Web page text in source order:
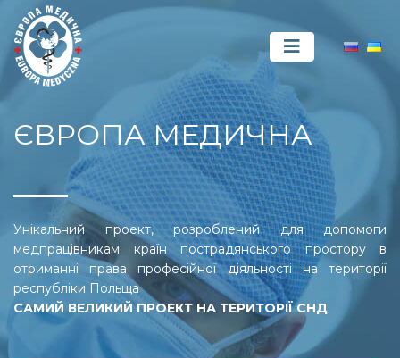
ЄВРОПА МЕДИЧНА
Унікальний проект, розроблений для допомоги
медпрацівникам країн пострадянського простору в
отриманні права професійної діяльності на території
республіки Польща
САМИЙ ВЕЛИКИЙ ПРОЕКТ НА ТЕРИТОРІЇ СНД